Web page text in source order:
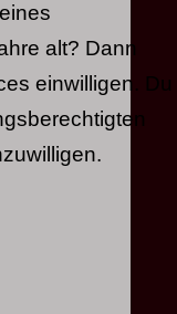
alt? Dann
einwilligen. Du